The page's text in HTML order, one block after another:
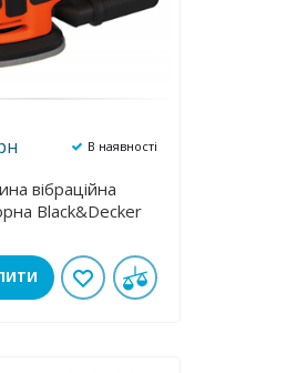
В наявності
вібраційна
Black&Decker